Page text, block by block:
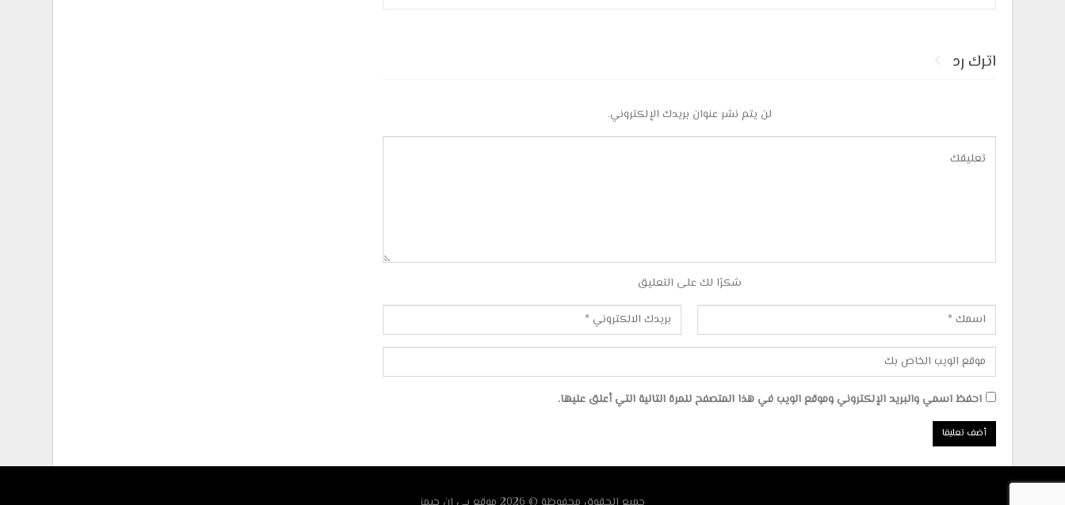
اترك رد
لن يتم نشر عنوان بريدك الإلكتروني.
شكرًا لك على التعليق
احفظ اسمي والبريد الإلكتروني وموقع الويب في هذا المتصفح للمرة التالية التي أعلق عليها.